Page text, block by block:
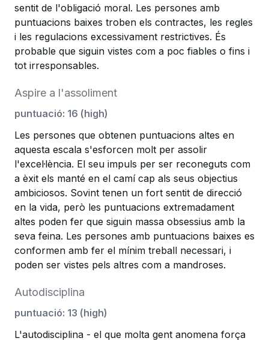
sentit de l'obligació moral. Les persones amb
puntuacions baixes troben els contractes, les regles
i les regulacions excessivament restrictives. És
probable que siguin vistes com a poc fiables o fins i
tot irresponsables.
Aspire a l'assoliment
puntuació: 16 (high)
Les persones que obtenen puntuacions altes en
aquesta escala s'esforcen molt per assolir
l'excel·lència. El seu impuls per ser reconeguts com
a èxit els manté en el camí cap als seus objectius
ambiciosos. Sovint tenen un fort sentit de direcció
en la vida, però les puntuacions extremadament
altes poden fer que siguin massa obsessius amb la
seva feina. Les persones amb puntuacions baixes es
conformen amb fer el mínim treball necessari, i
poden ser vistes pels altres com a mandroses.
Autodisciplina
puntuació: 13 (high)
L'autodisciplina - el que molta gent anomena força